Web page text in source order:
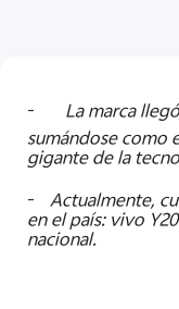
-
La marca
sumándose como
gigante de la
- Actualmente,
en el país: vivo
nacional.